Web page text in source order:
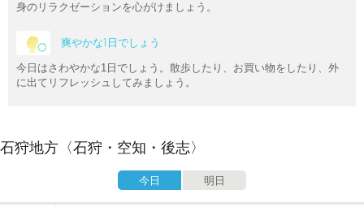
身のリラクゼーションを心がけましょう。
爽やかな1日でしょう
今日はさわやかな1日でしょう。散歩したり、お買い物をしたり、外
に出てリフレッシュしてみましょう。
石狩地方〈石狩・空知・後志〉
今日 明日